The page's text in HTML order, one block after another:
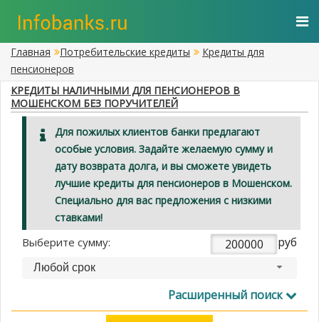
Главная Потребительские кредиты
Кредиты для
пенсионеров
КРЕДИТЫ НАЛИЧНЫМИ ДЛЯ ПЕНСИОНЕРОВ В
МОШЕНСКОМ БЕЗ ПОРУЧИТЕЛЕЙ
Для пожилых клиентов банки предлагают
особые условия. Задайте желаемую сумму и
дату возврата долга, и вы сможете увидеть
лучшие кредиты для пенсионеров в Мошенском.
Специально для вас предложения с низкими
ставками!
Выберите сумму: руб
Любой срок
Расширенный поиск